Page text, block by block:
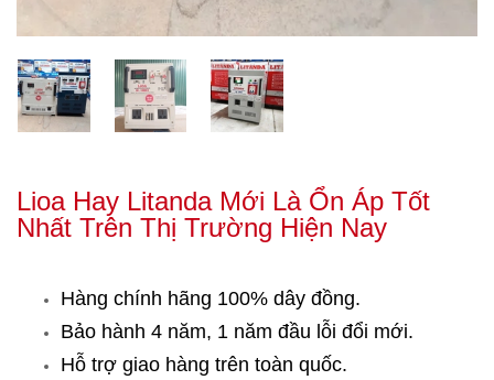
Lioa Hay Litanda Mới Là Ổn Áp Tốt
Nhất Trên Thị Trường Hiện Nay
Hàng chính hãng 100% dây đồng.
Bảo hành 4 năm, 1 năm đầu lỗi đổi mới.
Hỗ trợ giao hàng trên toàn quốc.